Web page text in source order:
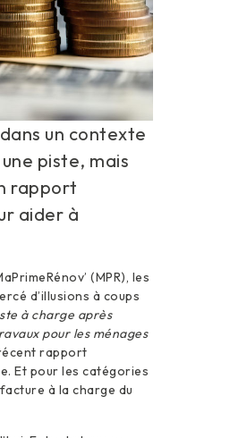
un contexte
piste, mais
rapport
aider à
(MPR), les
d’illusions à coups
à charge après
pour les ménages
rapport
Et pour les catégories
à la charge du